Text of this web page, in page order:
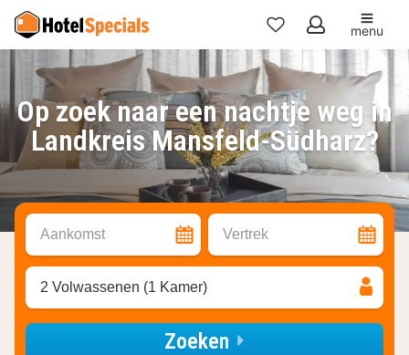
Mijn
favorieten
menu
Op zoek naar een nachtje weg in
Landkreis Mansfeld-Südharz?
Aankomst Vertrek
2 Volwassenen (1 Kamer)
Zoeken